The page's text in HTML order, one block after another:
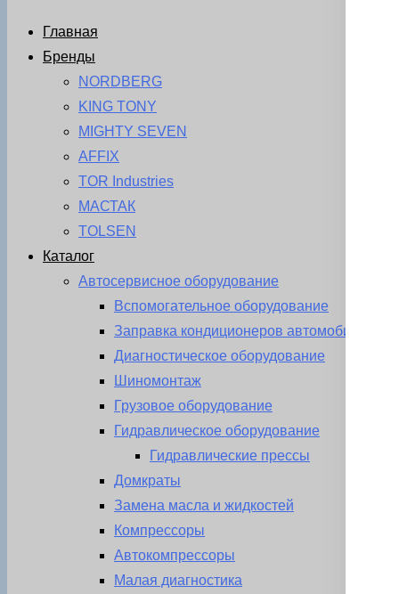
Главная
Бренды
NORDBERG
KING TONY
MIGHTY SEVEN
AFFIX
TOR Industries
МАСТАК
TOLSEN
Каталог
Автосервисное оборудование
Вспомогательное оборудование
Заправка кондиционеров автомобиля
Диагностическое оборудование
Шиномонтаж
Грузовое оборудование
Гидравлическое оборудование
Гидравлические прессы
Домкраты
Замена масла и жидкостей
Компрессоры
Автокомпрессоры
Малая диагностика